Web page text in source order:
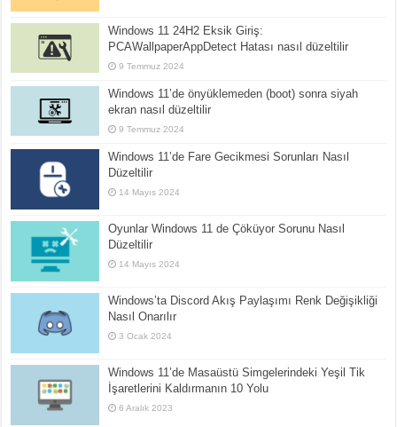
Windows 11 24H2 Eksik Giriş:
PCAWallpaperAppDetect Hatası nasıl düzeltilir
9 Temmuz 2024
Windows 11’de önyüklemeden (boot) sonra siyah
ekran nasıl düzeltilir
9 Temmuz 2024
Windows 11’de Fare Gecikmesi Sorunları Nasıl
Düzeltilir
14 Mayıs 2024
Oyunlar Windows 11 de Çöküyor Sorunu Nasıl
Düzeltilir
14 Mayıs 2024
Windows’ta Discord Akış Paylaşımı Renk Değişikliği
Nasıl Onarılır
3 Ocak 2024
Windows 11’de Masaüstü Simgelerindeki Yeşil Tik
İşaretlerini Kaldırmanın 10 Yolu
6 Aralık 2023